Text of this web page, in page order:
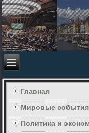
Главная
Мировые события
Политика и